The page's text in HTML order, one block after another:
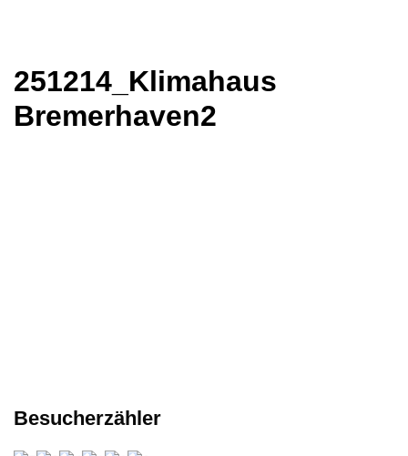
251214_Klimahaus
Bremerhaven2
Besucherzähler